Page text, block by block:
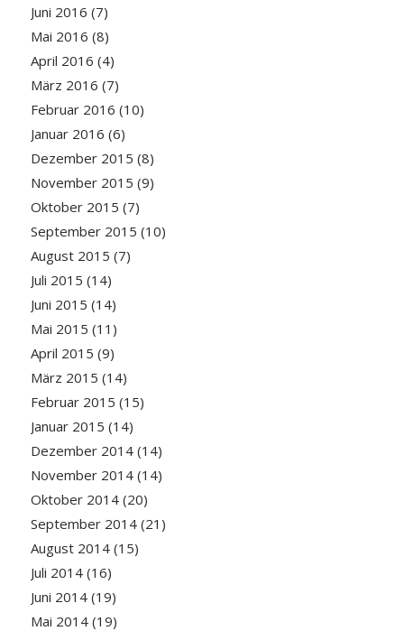
Juni 2016 (7)
Mai 2016 (8)
April 2016 (4)
März 2016 (7)
Februar 2016 (10)
Januar 2016 (6)
Dezember 2015 (8)
November 2015 (9)
Oktober 2015 (7)
September 2015 (10)
August 2015 (7)
Juli 2015 (14)
Juni 2015 (14)
Mai 2015 (11)
April 2015 (9)
März 2015 (14)
Februar 2015 (15)
Januar 2015 (14)
Dezember 2014(14)
November 2014(14)
Oktober 2014(20)
September 2014(21)
August 2014(15)
Juli 2014(16)
Juni 2014(19)
Mai 2014(19)